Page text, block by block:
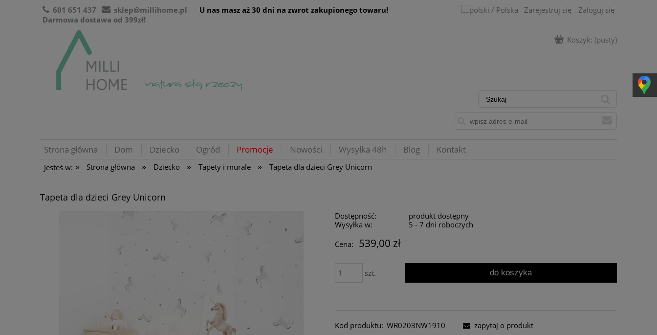
601 651 437
sklep@millihome.pl
Darmowa dostawa od 399zł!
U nas masz aż 30 dni na zwrot zakupionego towaru! Zarejestruj się Zaloguj się
Koszyk: (pusty)
Strona główna Dom Dziecko Ogród Promocje Nowości Wysyłka 48h Blog Kontakt
Jesteś w: » Strona główna » Dziecko » Tapety i murale » Tapeta dla dzieci Grey Unicorn
Tapeta dla dzieci Grey Unicorn
Dostępność:
produkt dostępny
Wysyłka w:
5 - 7 dni roboczych
Cena:
539,00 zł
szt. do koszyka
Kod produktu: WR0203NW1910
zapytaj o produkt